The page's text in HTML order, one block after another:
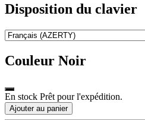
Disposition du clavier
Couleur Noir
En stock Prêt pour l'expédition.
Ajouter au panier